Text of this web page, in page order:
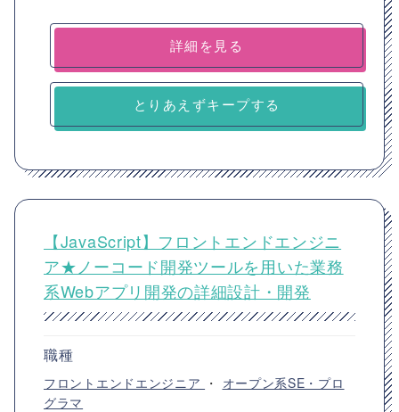
詳細を見る
とりあえずキープする
【JavaScript】フロントエンドエンジニ
ア★ノーコード開発ツールを用いた業務
系Webアプリ開発の詳細設計・開発
職種
フロントエンドエンジニア ・ オープン系SE・プロ
グラマ